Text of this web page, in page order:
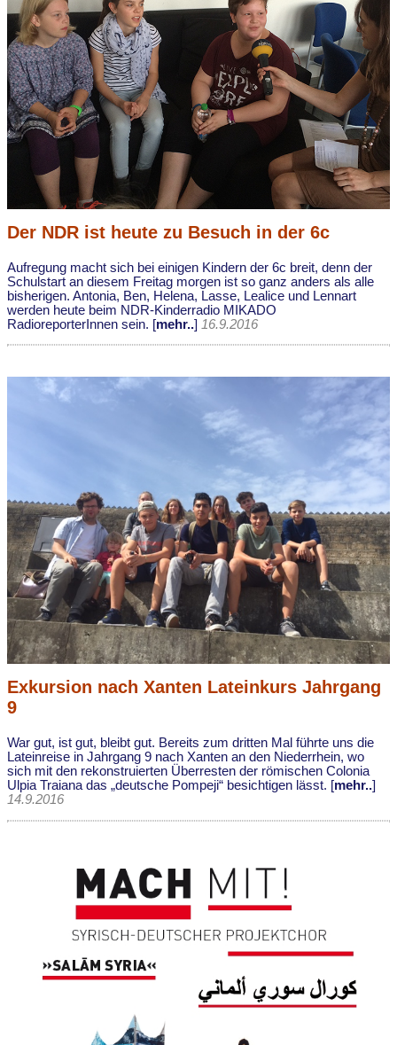
Der NDR ist heute zu Besuch in der 6c
Aufregung macht sich bei einigen Kindern der 6c breit, denn der
Schulstart an diesem Freitag morgen ist so ganz anders als alle
bisherigen. Antonia, Ben, Helena, Lasse, Lealice und Lennart
werden heute beim NDR-Kinderradio MIKADO
RadioreporterInnen sein. [mehr..] 16.9.2016
Exkursion nach Xanten Lateinkurs Jahrgang
9
War gut, ist gut, bleibt gut. Bereits zum dritten Mal führte uns die
Lateinreise in Jahrgang 9 nach Xanten an den Niederrhein, wo
sich mit den rekonstruierten Überresten der römischen Colonia
Ulpia Traiana das „deutsche Pompeji“ besichtigen lässt. [mehr..]
14.9.2016